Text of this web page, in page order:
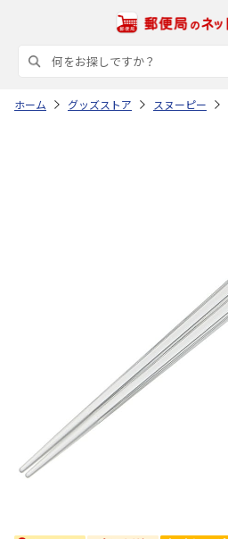
ホーム グッズストア スヌーピー